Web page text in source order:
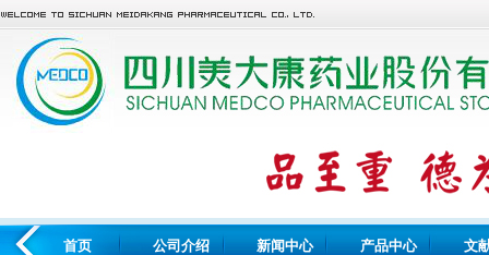
首页 公司介绍 新闻中心 产品中心 文